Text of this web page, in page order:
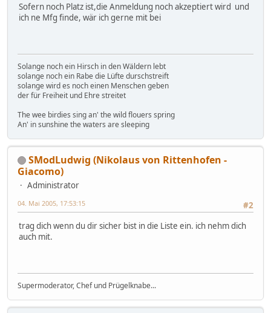
Sofern noch Platz ist,die Anmeldung noch akzeptiert wird und
ich ne Mfg finde, wär ich gerne mit bei
Solange noch ein Hirsch in den Wäldern lebt
solange noch ein Rabe die Lüfte durschstreift
solange wird es noch einen Menschen geben
der für Freiheit und Ehre streitet
The wee birdies sing an' the wild flouers spring
An' in sunshine the waters are sleeping
SModLudwig (Nikolaus von Rittenhofen -
Giacomo)
Administrator
#2
04. Mai 2005, 17:53:15
trag dich wenn du dir sicher bist in die Liste ein. ich nehm dich
auch mit.
Supermoderator, Chef und Prügelknabe...